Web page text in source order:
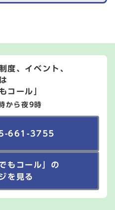
度、イベント、
コール」
から夜9時
661-3755
もコール」の
を見る